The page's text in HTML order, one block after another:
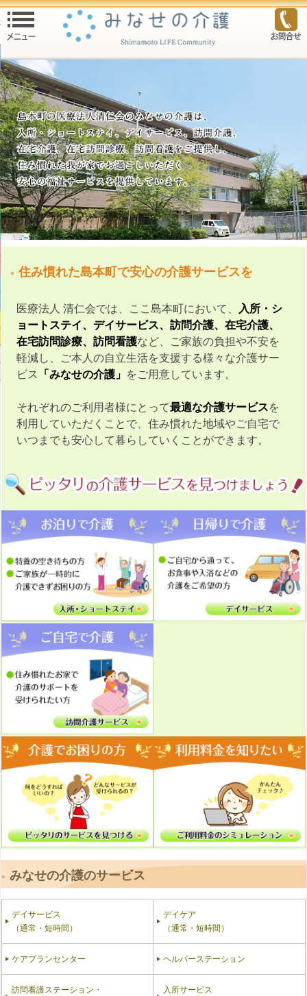
トップ
ビス
ビス
ビス
りの方
仁会
住み慣れた島本町で安心の介護サービスを
医療法人 清仁会では、ここ島本町において、
入所・シ
ョートステイ、デイサービス、訪問介護、在宅介護、
在宅訪問診療、訪問看護など、ご家族の負担や不安を
軽減し、ご本人の自立生活を支援する様々な介護サー
ビス
「みなせの介護」 をご用意しています。
それぞれのご利用者様にとって最適な介護サービスを
利用していただくことで、住み慣れた地域やご自宅で
いつまでも安心して暮らしていくことができます。
みなせの介護のサービス
デイサービス
（通常・短時間）
デイケア
（通常・短時間）
ケアプランセンター ヘルパーステーション
訪問看護ステーション・
入所サービス